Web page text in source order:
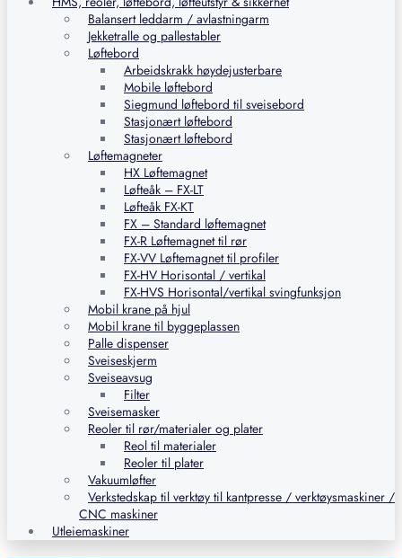
Balansert leddarm / avlastningarm
Jekketralle og pallestabler
Løftebord
Arbeidskrakk høydejusterbare
Mobile løftebord
Siegmund løftebord til sveisebord
Stasjonært løftebord
Stasjonært løftebord
Løftemagneter
HX Løftemagnet
Løfteåk – FX-LT
Løfteåk FX-KT
FX – Standard løftemagnet
FX-R Løftemagnet til rør
FX-VV Løftemagnet til profiler
FX-HV Horisontal / vertikal
FX-HVS Horisontal/vertikal svingfunksjon
Mobil krane på hjul
Mobil krane til byggeplassen
Palle dispenser
Sveiseskjerm
Sveiseavsug
Filter
Sveisemasker
Reoler til rør/materialer og plater
Reol til materialer
Reoler til plater
Vakuumløfter
Verkstedskap til verktøy til kantpresse / verktøysmaskiner /
CNC maskiner
Utleiemaskiner